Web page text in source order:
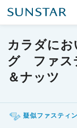
カラダに
グ ファス
＆ナッツ
疑似ファスティ